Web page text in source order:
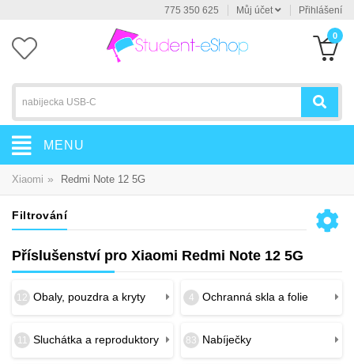
775 350 625 Můj účet Přihlášení
0
MENU
Xiaomi » Redmi Note 12 5G
Filtrování
Příslušenství pro Xiaomi Redmi Note 12 5G
12 Obaly, pouzdra a kryty 4 Ochranná skla a folie
11 Sluchátka a reproduktory 83 Nabíječky